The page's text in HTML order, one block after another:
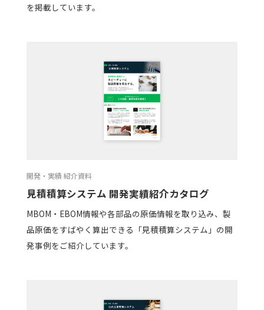
を掲載しています。
開発・実績 紹介資料
見積積算システム 開発実績紹介カタログ
MBOM・EBOM情報や各部品の原価情報を取り込み、製
品原価をすばやく算出できる「見積積算システム」の開
発事例をご紹介しています。